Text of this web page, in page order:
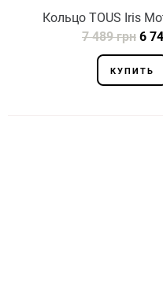
Кольцо TOUS Iris
7 489 грн 6
КУПИТЬ